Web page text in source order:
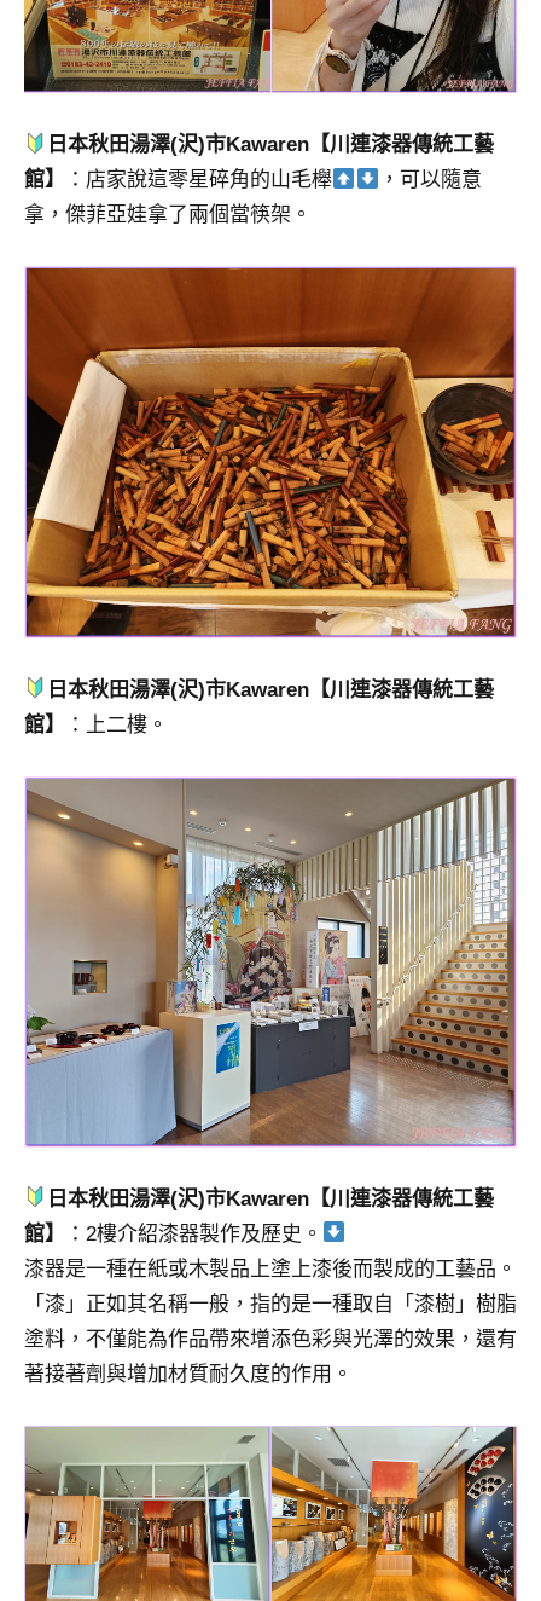
日本秋田湯澤(沢)市Kawaren【川連漆器傳統工藝
館】
：店家說這零星碎角的山毛櫸
，可以隨意
拿，傑菲亞娃拿了兩個當筷架。
日本秋田湯澤(沢)市Kawaren【川連漆器傳統工藝
館】
：上二樓。
日本秋田湯澤(沢)市Kawaren【川連漆器傳統工藝
館】
：2樓介紹漆器製作及歷史。
漆器是一種在紙或木製品上塗上漆後而製成的工藝品。
「漆」正如其名稱一般，指的是一種取自「漆樹」樹脂
塗料，不僅能為作品帶來增添色彩與光澤的效果，還有
著接著劑與增加材質耐久度的作用。